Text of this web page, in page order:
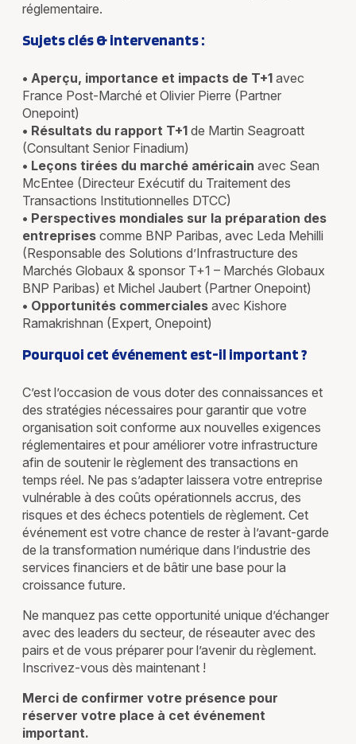
réglementaire.
Sujets clés & intervenants :
• Aperçu, importance et impacts de T+1 avec
France Post-Marché et Olivier Pierre (Partner
Onepoint)
• Résultats du rapport T+1 de Martin Seagroatt
(Consultant Senior Finadium)
• Leçons tirées du marché américain avec Sean
McEntee (Directeur Exécutif du Traitement des
Transactions Institutionnelles DTCC)
• Perspectives mondiales sur la préparation des
entreprises comme BNP Paribas, avec Leda Mehilli
(Responsable des Solutions d’Infrastructure des
Marchés Globaux & sponsor T+1 – Marchés Globaux
BNP Paribas) et Michel Jaubert (Partner Onepoint)
• Opportunités commerciales avec Kishore
Ramakrishnan (Expert, Onepoint)
Pourquoi cet événement est-il important ?
C’est l’occasion de vous doter des connaissances et
des stratégies nécessaires pour garantir que votre
organisation soit conforme aux nouvelles exigences
réglementaires et pour améliorer votre infrastructure
afin de soutenir le règlement des transactions en
temps réel. Ne pas s’adapter laissera votre entreprise
vulnérable à des coûts opérationnels accrus, des
risques et des échecs potentiels de règlement. Cet
événement est votre chance de rester à l’avant-garde
de la transformation numérique dans l’industrie des
services financiers et de bâtir une base pour la
croissance future.
Ne manquez pas cette opportunité unique d’échanger
avec des leaders du secteur, de réseauter avec des
pairs et de vous préparer pour l’avenir du règlement.
Inscrivez-vous dès maintenant !
Merci de confirmer votre présence pour
réserver votre place à cet événement
important.